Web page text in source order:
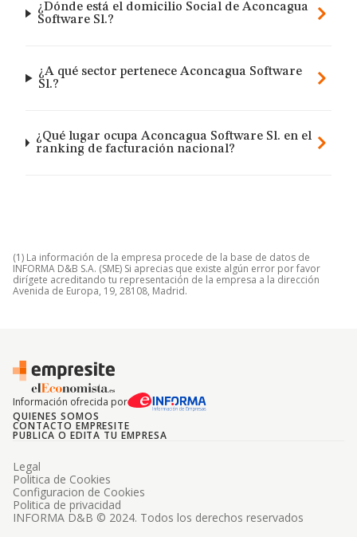
¿Dónde está el domicilio Social de Aconcagua
Software Sl.?
¿A qué sector pertenece Aconcagua Software
Sl.?
¿Qué lugar ocupa Aconcagua Software Sl. en el
ranking de facturación nacional?
(1) La información de la empresa procede de la base de datos de
INFORMA D&B S.A. (SME) Si aprecias que existe algún error por favor
dirígete acreditando tu representación de la empresa a la dirección
Avenida de Europa, 19, 28108, Madrid.
Información ofrecida por
QUIENES SOMOS
CONTACTO EMPRESITE
PUBLICA O EDITA TU EMPRESA
INFORMA D&B © 2024. Todos los derechos reservados
Legal
Politica de Cookies
Configuracion de Cookies
Politica de privacidad